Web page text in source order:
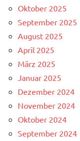
Oktober 2025
September 2025
August 2025
April 2025
März 2025
Januar 2025
Dezember 2024
November 2024
Oktober 2024
September 2024